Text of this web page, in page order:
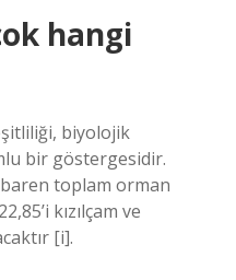
hangi
biyolojik
bir göstergesidir.
toplam orman
kızılçam ve
[i].